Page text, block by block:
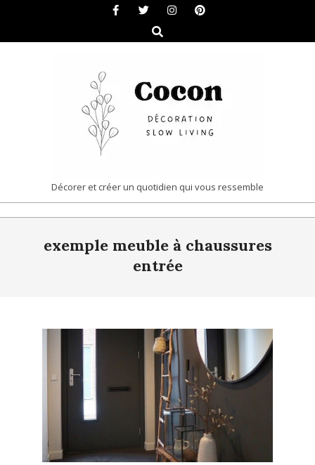
content
Search
COCON
|
DÉCORATION
Décorer et créer un quotidien qui vous ressemble
Navigationexemple meuble à chaussures
entrée